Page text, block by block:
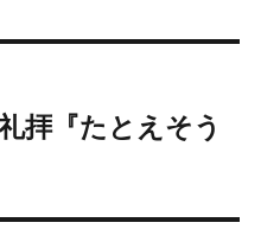
拝『たとえそう